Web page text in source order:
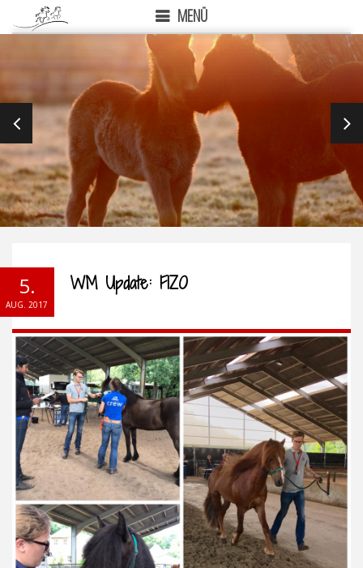
MENÜ
PREVIOUS
5.
AUG. 2017
WM Update: FIZO